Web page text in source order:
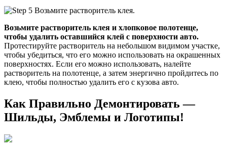
Возьмите растворитель клея и хлопковое полотенце,
чтобы удалить оставшийся клей с поверхности авто.
Протестируйте растворитель на небольшом видимом участке,
чтобы убедиться, что его можно использовать на окрашенных
поверхностях. Если его можно использовать, налейте
растворитель на полотенце, а затем энергично пройдитесь по
клею, чтобы полностью удалить его с кузова авто.
Как Правильно Демонтировать —
Шильды, Эмблемы и Логотипы!